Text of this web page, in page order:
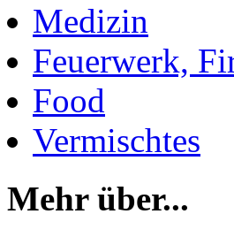
Medizin
Feuerwerk,
Food
Vermischtes
Mehr über...